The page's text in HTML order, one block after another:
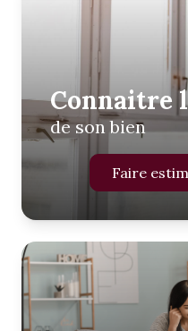
Connaitre
de son bien
Faire